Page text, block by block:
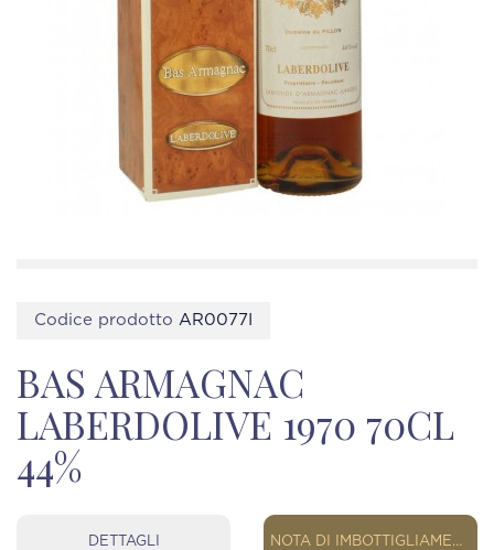
Codice prodotto AR0077I
BAS ARMAGNAC
LABERDOLIVE 1970 70CL
44%
DETTAGLI NOTA DI IMBOTTIGLIAMENTO